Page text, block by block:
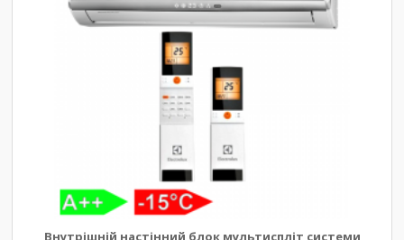
Внутрішній настінний блок мультиспліт системи